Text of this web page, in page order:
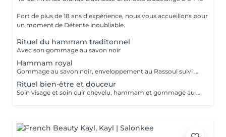
Fort de plus de 18 ans d'expérience, nous vous accueillons pour
un moment de Détente inoubliable.
Rituel du hammam traditonnel
Avec son gommage au savon noir
Hammam royal
Gommage au savon noir, enveloppement au Rassoul suivi d'un massage relaxant
Rituel bien-être et douceur
Soin visage et soin cuir chevelu, hammam et gommage au savon noir suivi d'un massage relaxant